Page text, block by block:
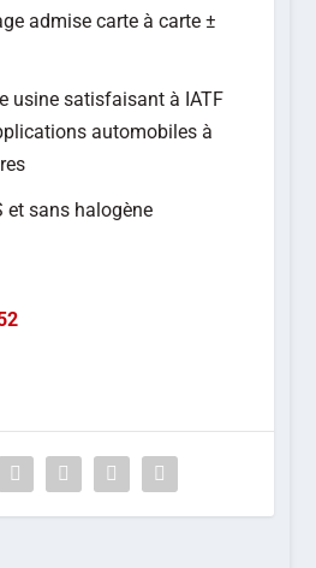
admise carte à carte ±
usine satisfaisant à IATF
automobiles à
et sans halogène